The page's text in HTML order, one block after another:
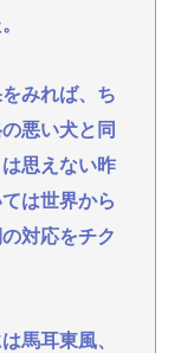
みれば、ち
悪い犬と同
思えない昨
は世界から
対応をチク
馬耳東風、